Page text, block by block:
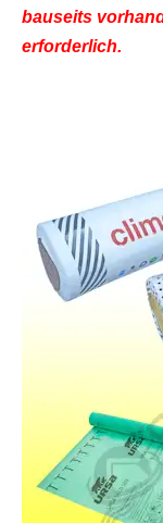
bauseits
erforderlich.